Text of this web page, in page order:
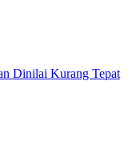
Dinilai Kurang Tepat